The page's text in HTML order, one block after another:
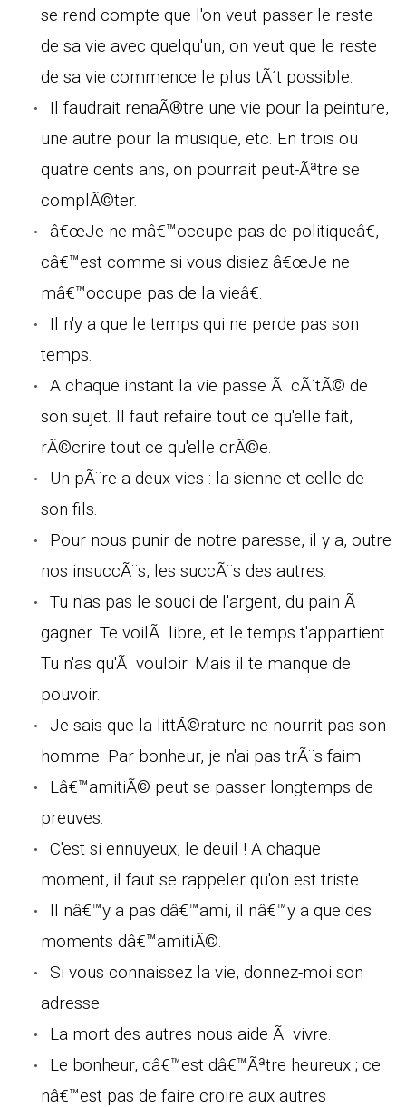
se rend compte que l'on veut passer le reste
de sa vie avec quelqu'un, on veut que le reste
de sa vie commence le plus tÃ´t possible.
Il faudrait renaÃ®tre une vie pour la peinture,
une autre pour la musique, etc. En trois ou
quatre cents ans, on pourrait peut-Ãªtre se
complÃ©ter.
â€œJe ne mâ€™occupe pas de politiqueâ€,
câ€™est comme si vous disiez â€œJe ne
mâ€™occupe pas de la vieâ€.
Il n'y a que le temps qui ne perde pas son
temps.
A chaque instant la vie passe Ã cÃ´tÃ© de
son sujet. Il faut refaire tout ce qu'elle fait,
rÃ©crire tout ce qu'elle crÃ©e.
Un pÃ¨re a deux vies : la sienne et celle de
son fils.
Pour nous punir de notre paresse, il y a, outre
nos insuccÃ¨s, les succÃ¨s des autres.
Tu n'as pas le souci de l'argent, du pain Ã
gagner. Te voilÃ libre, et le temps t'appartient.
Tu n'as qu'Ã vouloir. Mais il te manque de
pouvoir.
Je sais que la littÃ©rature ne nourrit pas son
homme. Par bonheur, je n'ai pas trÃ¨s faim.
Lâ€™amitiÃ© peut se passer longtemps de
preuves.
C'est si ennuyeux, le deuil ! A chaque
moment, il faut se rappeler qu'on est triste.
Il nâ€™y a pas dâ€™ami, il nâ€™y a que des
moments dâ€™amitiÃ©.
Si vous connaissez la vie, donnez-moi son
adresse.
La mort des autres nous aide Ã vivre.
Le bonheur, câ€™est dâ€™Ãªtre heureux ; ce
nâ€™est pas de faire croire aux autres